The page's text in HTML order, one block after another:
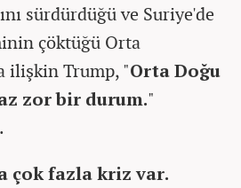
sürdürdüğü ve Suriye'de
çöktüğü Orta
ilişkin Trump, "Orta Doğu
zor bir durum."
çok fazla kriz var.